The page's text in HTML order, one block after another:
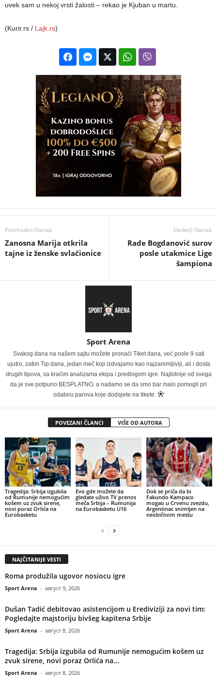
uvek sam u nekoj vrsti žalosti – rekao je Kjuban u martu.
(Kurir.rs / Lajk.rs)
Prethodni članak
Zanosna Marija otkrila
tajne iz ženske svlačionice
Sledeći članak
Rade Bogdanović surov
posle utakmice Lige
šampiona
Sport Arena
Svakog dana na našem sajtu možete pronaći Tiket dana, već posle 9 sati
ujutro, zatim Tip dana, jedan meč koji izdvajamo kao najzanimljiviji, ali i dosta
drugih tipova, sa kraćim analizama ekipa i predlogom igre. Najbitnije od svega
da je sve potpuno BESPLATNO, a nadamo se da smo bar malo pomogli pri
odabiru parova koje dodajete na tikete.
POVEZANI ČLANCI VIŠE OD AUTORA
Tragedija: Srbija izgubila
od Rumunije nemogućim
košem uz zvuk sirene,
novi poraz Orlića na
Eurobasketu
Evo gde možete da
gledate uživo TV prenos
meča Srbija – Rumunija
na Eurobasketu U16
Dok se priča da bi
Fakundo Kampaco
mogao u Crvenu zvezdu,
Argentinac snimljen na
neobičnom mestu
NAJČITANIJE VESTI
Roma produžila ugovor nosiocu igre
Sport Arena - август 9, 2026
Dušan Tadić debitovao asistencijom u Erediviziji za novi tim:
Pogledajte majstoriju bivšeg kapitena Srbije
Sport Arena - август 8, 2026
Tragedija: Srbija izgubila od Rumunije nemogućim košem uz
zvuk sirene, novi poraz Orlića na...
Sport Arena - август 8, 2026